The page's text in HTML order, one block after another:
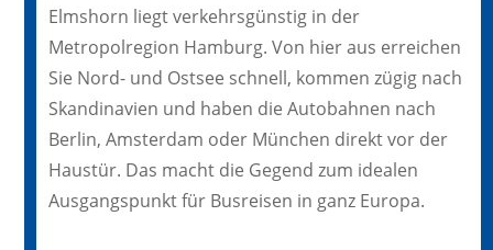
Elmshorn liegt verkehrsgünstig in der
Metropolregion Hamburg. Von hier aus erreichen
Sie Nord- und Ostsee schnell, kommen zügig nach
Skandinavien und haben die Autobahnen nach
Berlin, Amsterdam oder München direkt vor der
Haustür. Das macht die Gegend zum idealen
Ausgangspunkt für Busreisen in ganz Europa.